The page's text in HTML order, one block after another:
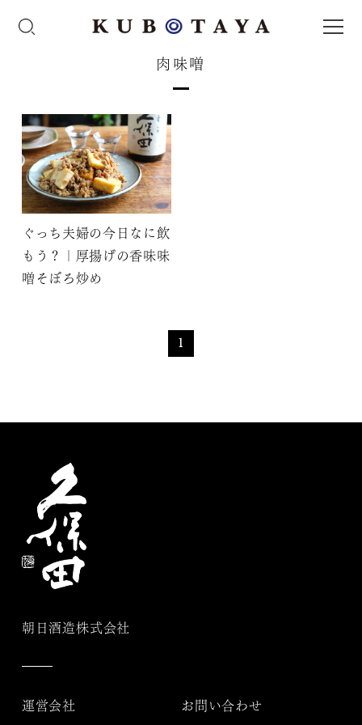
肉味噌
ぐっち夫婦の今日なに飲
もう？｜厚揚げの香味味
噌そぼろ炒め
1
朝日酒造株式会社
運営会社 お問い合わせ